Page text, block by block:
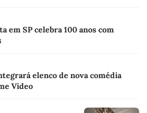
em SP celebra 100 anos com
elenco de nova comédia
Video